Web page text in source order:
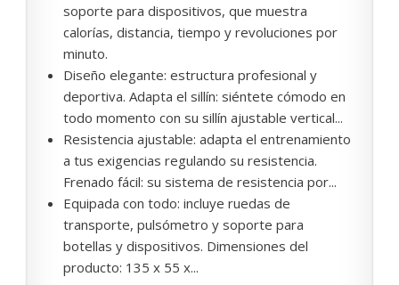
soporte para dispositivos, que muestra
calorías, distancia, tiempo y revoluciones por
minuto.
Diseño elegante: estructura profesional y
deportiva. Adapta el sillín: siéntete cómodo en
todo momento con su sillín ajustable vertical...
Resistencia ajustable: adapta el entrenamiento
a tus exigencias regulando su resistencia.
Frenado fácil: su sistema de resistencia por...
Equipada con todo: incluye ruedas de
transporte, pulsómetro y soporte para
botellas y dispositivos. Dimensiones del
producto: 135 x 55 x...